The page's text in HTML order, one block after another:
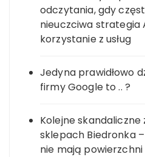
odczytania, gdy
nieuczciwa strategia
korzystanie z usług
Jedyna prawidłowo
firmy Google to .. ?
Kolejne
sklepach Biedronka
nie mają